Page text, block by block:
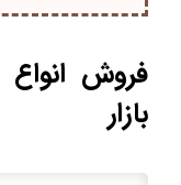
فروش
بازار